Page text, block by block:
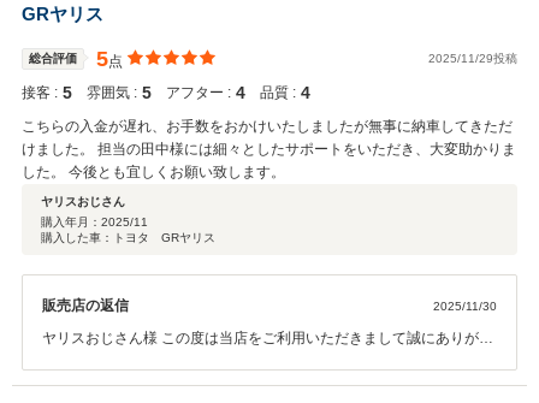
GRヤリス
総合評価 5点 2025/11/29投稿
接客 : 5 雰囲気 : 5 アフター : 4 品質 : 4
こちらの入金が遅れ、お手数をおかけいたしましたが無事に納車してきただ
けました。 担当の田中様には細々としたサポートをいただき、大変助かりま
した。 今後とも宜しくお願い致します。
ヤリスおじさん
購入年月： 2025/11
購入した車：トヨタ GRヤリス
販売店の返信 2025/11/30
ヤリスおじさん様 この度は当店をご利用いただきまして誠にありがと